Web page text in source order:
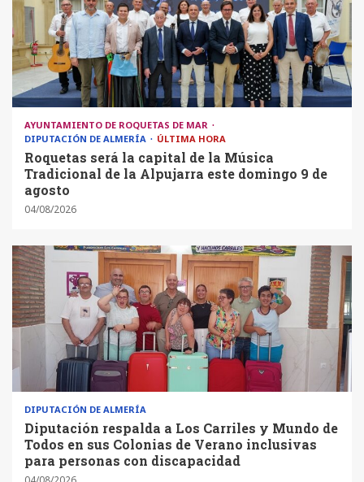
AYUNTAMIENTO DE ROQUETAS DE MAR
DIPUTACIÓN DE ALMERÍA
ÚLTIMA HORA
Roquetas será la capital de la Música
Tradicional de la Alpujarra este domingo 9 de
agosto
04/08/2026
DIPUTACIÓN DE ALMERÍA
Diputación respalda a Los Carriles y Mundo de
Todos en sus Colonias de Verano inclusivas
para personas con discapacidad